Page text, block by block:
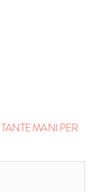
TANTE MANI PER